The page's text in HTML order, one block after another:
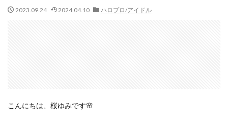
2023.09.24 2024.04.10 ハロプロ/アイドル
こんにちは、桜ゆみです🌸